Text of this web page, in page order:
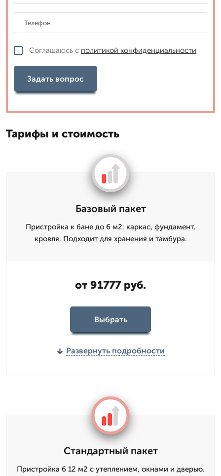
Соглашаюсь с политикой конфиденциальности
Задать вопрос
Тарифы и стоимость
Базовый пакет
Пристройка к бане до 6 м2: каркас, фундамент,
кровля. Подходит для хранения и тамбура.
от 91777 руб.
Выбрать
Развернуть подробности
Стандартный пакет
Пристройка 6 12 м2 с утеплением, окнами и дверью.